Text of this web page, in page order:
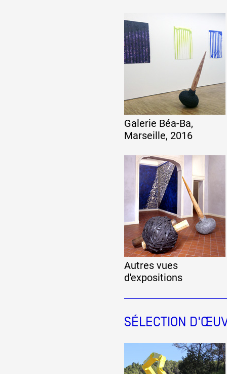
Documentation
Visites d'ateliers
Production vidéo
Formation
Événements
1% œuvres
Réseau
Galerie Béa-Ba,
Marseille, 2016
Autres vues
d'expositions
SÉLECTION